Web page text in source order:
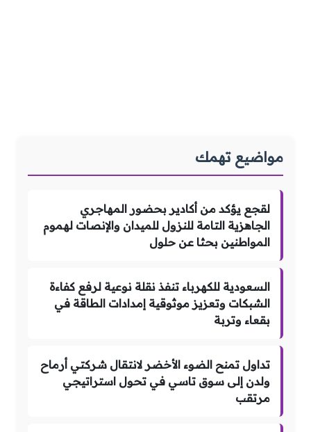
مواضيع تهمك
لقجع يؤكد من أكادير بحضور المهاجري
الجاهزية التامة للنزول للميدان والإنصات لهموم
المواطنين بحثا عن حلول
السعودية للكهرباء تنفذ نقلة نوعية لرفع كفاءة
الشبكات وتعزيز موثوقية إمدادات الطاقة في
بقعاء وتربة
تداول تمنح الضوء الأخضر لانتقال شركتي أرماح
ولدن إلى سوق تاسي في تحول استراتيجي
مرتقب